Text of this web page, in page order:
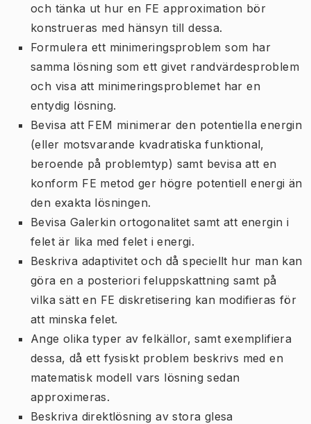
och tänka ut hur en FE approximation bör
konstrueras med hänsyn till dessa.
Formulera ett minimeringsproblem som har
samma lösning som ett givet randvärdesproblem
och visa att minimeringsproblemet har en
entydig lösning.
Bevisa att FEM minimerar den potentiella energin
(eller motsvarande kvadratiska funktional,
beroende på problemtyp) samt bevisa att en
konform FE metod ger högre potentiell energi än
den exakta lösningen.
Bevisa Galerkin ortogonalitet samt att energin i
felet är lika med felet i energi.
Beskriva adaptivitet och då speciellt hur man kan
göra en a posteriori feluppskattning samt på
vilka sätt en FE diskretisering kan modifieras för
att minska felet.
Ange olika typer av felkällor, samt exemplifiera
dessa, då ett fysiskt problem beskrivs med en
matematisk modell vars lösning sedan
approximeras.
Beskriva direktlösning av stora glesa